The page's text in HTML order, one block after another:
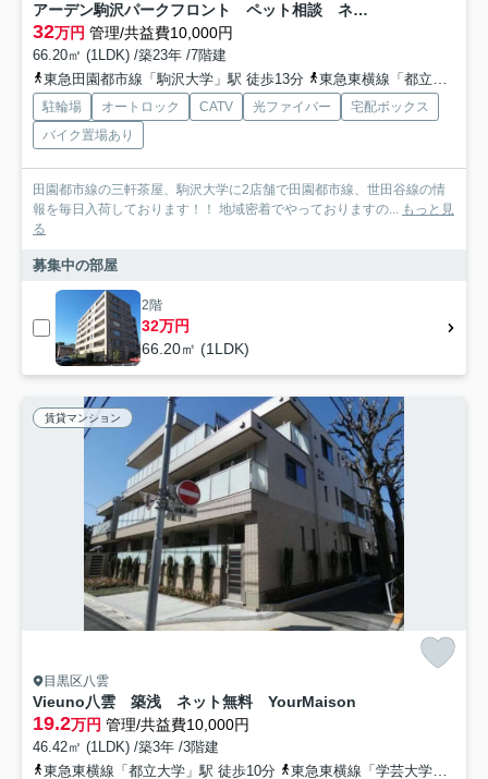
アーデン駒沢パークフロント ペット相談 ネット無料 日勤管理人
32万円 管理/共益費10,000円
66.20㎡ (1LDK) /築23年 /7階建
東急田園都市線「駒沢大学」駅 徒歩13分
東急東横線「都立大学」駅 徒歩22分
駐輪場 オートロック CATV 光ファイバー
宅配ボックス
バイク置場あり
田園都市線の三軒茶屋、駒沢大学に2店舗で田園都市線、世田谷線の情
報を毎日入荷しております！！ 地域密着でやっておりますの... もっと見
る
募集中の部屋
2階
32万円
66.20㎡ (1LDK)
賃貸マンション
目黒区八雲
Vieuno八雲 築浅 ネット無料 YourMaison
19.2万円 管理/共益費10,000円
46.42㎡ (1LDK) /築3年 /3階建
東急東横線「都立大学」駅 徒歩10分
東急東横線「学芸大学」駅 徒歩22分